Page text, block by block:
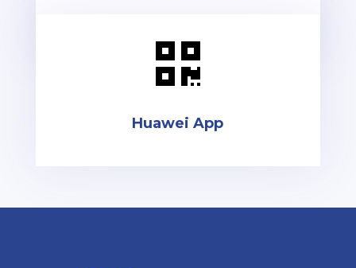

Huawei App